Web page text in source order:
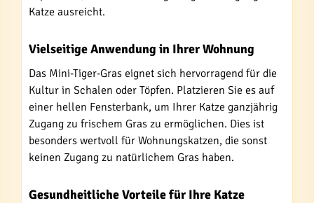
Katze ausreicht.
Vielseitige Anwendung in Ihrer Wohnung
Das Mini-Tiger-Gras eignet sich hervorragend für die
Kultur in Schalen oder Töpfen. Platzieren Sie es auf
einer hellen Fensterbank, um Ihrer Katze ganzjährig
Zugang zu frischem Gras zu ermöglichen. Dies ist
besonders wertvoll für Wohnungskatzen, die sonst
keinen Zugang zu natürlichem Gras haben.
Gesundheitliche Vorteile für Ihre Katze